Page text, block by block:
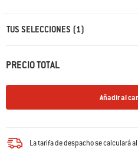
TUS SELECCIONES (1)
PRECIO TOTAL
Añadir al
La tarifa de despacho se calculará